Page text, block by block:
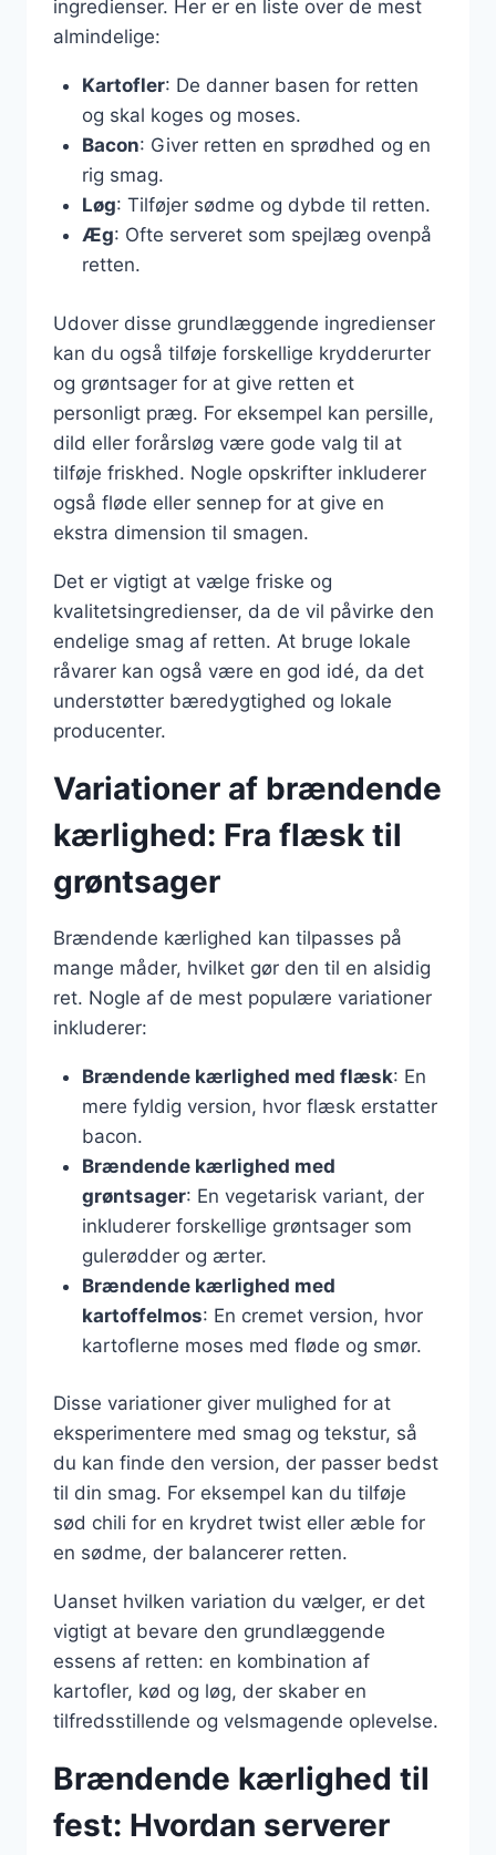
ingredienser. Her er en liste over de mest
almindelige:
Kartofler: De danner basen for retten
og skal koges og moses.
Bacon: Giver retten en sprødhed og en
rig smag.
Løg: Tilføjer sødme og dybde til retten.
Æg: Ofte serveret som spejlæg ovenpå
retten.
Udover disse grundlæggende ingredienser
kan du også tilføje forskellige krydderurter
og grøntsager for at give retten et
personligt præg. For eksempel kan persille,
dild eller forårsløg være gode valg til at
tilføje friskhed. Nogle opskrifter inkluderer
også fløde eller sennep for at give en
ekstra dimension til smagen.
Det er vigtigt at vælge friske og
kvalitetsingredienser, da de vil påvirke den
endelige smag af retten. At bruge lokale
råvarer kan også være en god idé, da det
understøtter bæredygtighed og lokale
producenter.
Variationer af brændende
kærlighed: Fra flæsk til
grøntsager
Brændende kærlighed kan tilpasses på
mange måder, hvilket gør den til en alsidig
ret. Nogle af de mest populære variationer
inkluderer:
Brændende kærlighed med flæsk: En
mere fyldig version, hvor flæsk erstatter
bacon.
Brændende kærlighed med
grøntsager: En vegetarisk variant, der
inkluderer forskellige grøntsager som
gulerødder og ærter.
Brændende kærlighed med
kartoffelmos: En cremet version, hvor
kartoflerne moses med fløde og smør.
Disse variationer giver mulighed for at
eksperimentere med smag og tekstur, så
du kan finde den version, der passer bedst
til din smag. For eksempel kan du tilføje
sød chili for en krydret twist eller æble for
en sødme, der balancerer retten.
Uanset hvilken variation du vælger, er det
vigtigt at bevare den grundlæggende
essens af retten: en kombination af
kartofler, kød og løg, der skaber en
tilfredsstillende og velsmagende oplevelse.
Brændende kærlighed til
fest: Hvordan serverer